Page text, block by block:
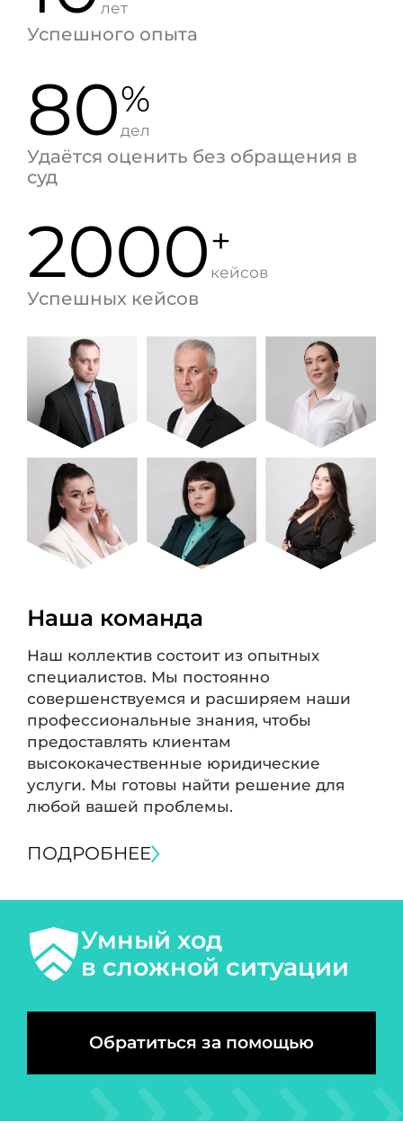
лет
Успешного опыта
80%
дел
Удаётся оценить без обращения в
суд
2000+
кейсов
Успешных кейсов
Наша команда
Наш коллектив состоит из опытных
специалистов. Мы постоянно
совершенствуемся и расширяем наши
профессиональные знания, чтобы
предоставлять клиентам
высококачественные юридические
услуги. Мы готовы найти решение для
любой вашей проблемы.
ПОДРОБНЕЕ
Умный ход
в сложной ситуации
Обратиться за помощью